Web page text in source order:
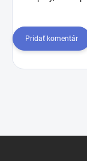
Pridať komentár